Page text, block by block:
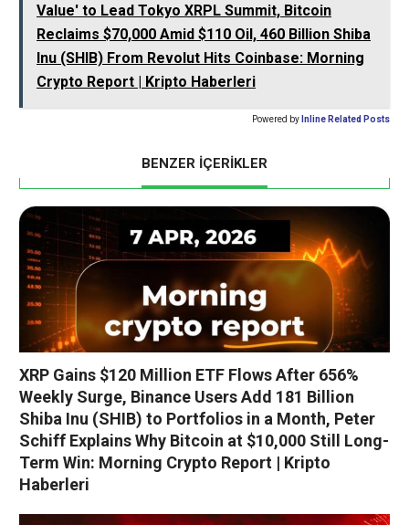
Value' to Lead Tokyo XRPL Summit, Bitcoin
Reclaims $70,000 Amid $110 Oil, 460 Billion Shiba
Inu (SHIB) From Revolut Hits Coinbase: Morning
Crypto Report | Kripto Haberleri
Powered by Inline Related Posts
BENZER İÇERİKLER
XRP Gains $120 Million ETF Flows After 656%
Weekly Surge, Binance Users Add 181 Billion
Shiba Inu (SHIB) to Portfolios in a Month, Peter
Schiff Explains Why Bitcoin at $10,000 Still Long-
Term Win: Morning Crypto Report | Kripto
Haberleri